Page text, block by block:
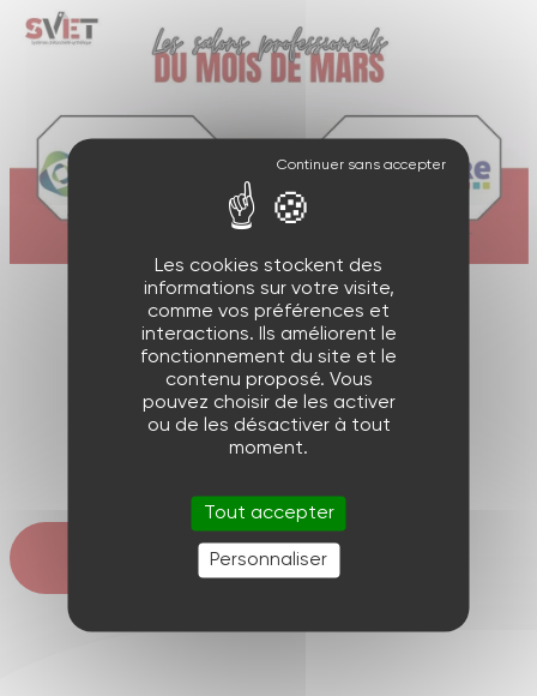
Précédent
Les cookies stockent des
informations sur votre visite,
comme vos préférences et
interactions. Ils améliorent le
fonctionnement du site et le
contenu proposé. Vous
pouvez choisir de les activer
ou de les désactiver à tout
moment.
Tout accepter
Personnaliser